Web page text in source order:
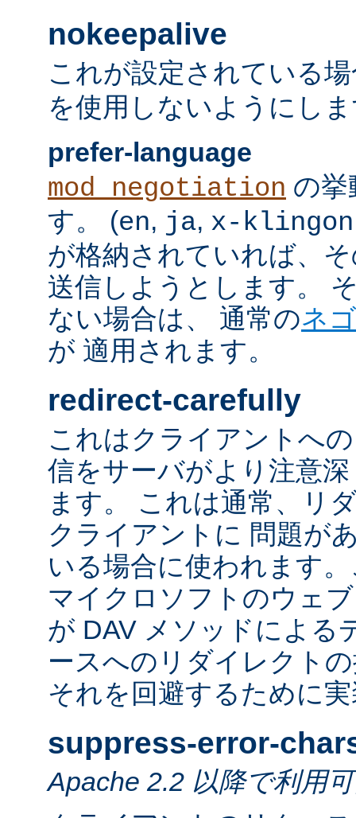
nokeepalive
これが設定されている
を使用しないようにし
prefer-language
mod_negotiation の挙
す。 (en, ja, x-klingon
が格納されていれば、
送信しようとします。
ない場合は、 通常のネ
が 適用されます。
redirect-carefully
これはクライアントへ
信をサーバがより注意
ます。 これは通常、リ
クライアントに 問題が
いる場合に使われます
マイクロソフトのウェ
が DAV メソッドによる
ースへのリダイレクト
それを回避するために
suppress-error-
Apache 2.2 以降で利用